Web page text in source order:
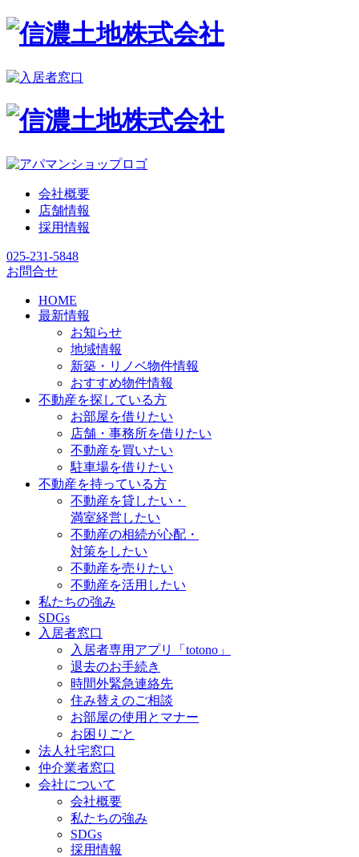
会社概要
店舗情報
採用情報
025-231-5848
お問合せ
HOME
最新情報
お知らせ
地域情報
新築・リノベ物件情報
おすすめ物件情報
不動産を探している方
お部屋を借りたい
店舗・事務所を借りたい
不動産を買いたい
駐車場を借りたい
不動産を持っている方
不動産を貸したい・
満室経営したい
不動産の相続が心配・
対策をしたい
不動産を売りたい
不動産を活用したい
私たちの強み
SDGs
入居者窓口
入居者専用アプリ「totono」
退去のお手続き
時間外緊急連絡先
住み替えのご相談
お部屋の使用とマナー
お困りごと
法人社宅窓口
仲介業者窓口
会社について
会社概要
私たちの強み
SDGs
採用情報